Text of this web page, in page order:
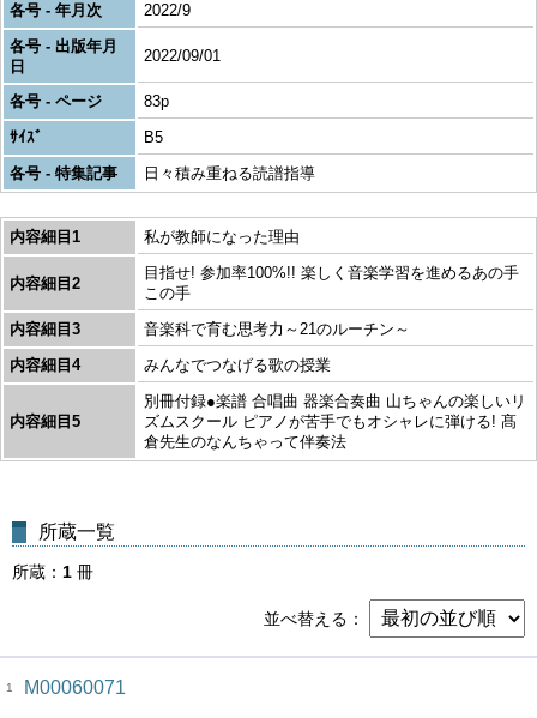
各号 - 年月次
2022/9
各号 - 出版年月
日
2022/09/01
各号 - ページ
83p
ｻｲｽﾞ
B5
各号 - 特集記事
日々積み重ねる読譜指導
内容細目1 私が教師になった理由
内容細目2
目指せ! 参加率100%!! 楽しく音楽学習を進めるあの手
この手
内容細目3
音楽科で育む思考力～21のルーチン～
内容細目4
みんなでつなげる歌の授業
内容細目5
別冊付録●楽譜 合唱曲 器楽合奏曲 山ちゃんの楽しいリ
ズムスクール ピアノが苦手でもオシャレに弾ける! 髙
倉先生のなんちゃって伴奏法
所蔵一覧
所蔵 1 冊
並べ替える
1 M00060071